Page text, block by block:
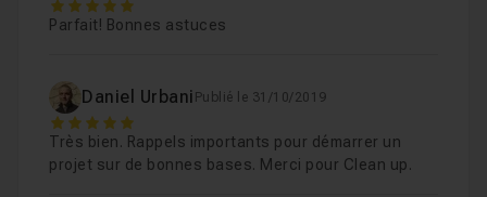
5
Parfait! Bonnes astuces
Daniel Urbani Publié le 31/10/2019
5
Très bien. Rappels importants pour démarrer un
projet sur de bonnes bases. Merci pour Clean up.